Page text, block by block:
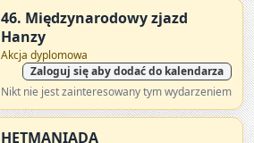
46. Międzynarodowy zjazd
Hanzy
Akcja dyplomowa
Zaloguj się aby dodać do kalendarza
Nikt nie jest zainteresowany tym wydarzeniem
HETMANIADA